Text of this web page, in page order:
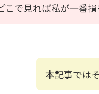
こで見れば私が一番
本記事では